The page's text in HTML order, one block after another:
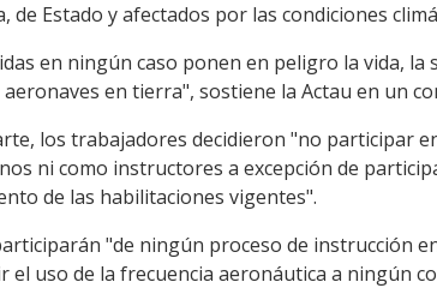
de Estado y afectados por las condiciones
en ningún caso ponen en peligro la vida,
en tierra", sostiene la Actau en un
los trabajadores decidieron "no participar
ni como instructores a excepción de
de las habilitaciones vigentes".
"de ningún proceso de instrucción
el uso de la frecuencia aeronáutica a ningún